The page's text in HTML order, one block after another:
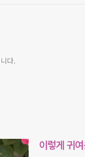
다.
이렇게 귀